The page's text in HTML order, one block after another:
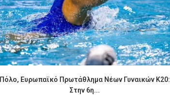
Πόλο, Ευρωπαϊκό Πρωτάθλημα Νέων Γυναικών Κ20:
Στην 6η...